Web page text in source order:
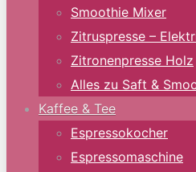
Smoothie Mixer
Zitruspresse –
Zitronenpresse Holz
Alles zu Saft &
Kaffee & Tee
Espressokocher
Espressomaschine